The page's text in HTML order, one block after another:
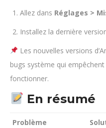
Allez dans Réglages >
Installez la dernière
Les nouvelles versions
bugs système qui
fonctionner.
En résumé
Problème